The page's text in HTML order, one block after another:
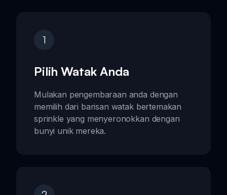
1
Pilih Watak Anda
Mulakan pengembaraan anda dengan
memilih dari barisan watak bertemakan
sprinkle yang menyeronokkan dengan
bunyi unik mereka.